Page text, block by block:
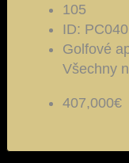
105
ID: PC040
Golfové
Všechny
407,000€